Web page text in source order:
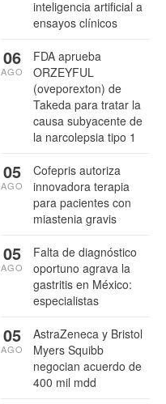
inteligencia artificial a
ensayos clínicos
FDA aprueba
ORZEYFUL
(oveporexton) de
Takeda para tratar la
causa subyacente de
la narcolepsia tipo 1
06
AGO
Cofepris autoriza
innovadora terapia
para pacientes con
miastenia gravis
05
AGO
Falta de diagnóstico
oportuno agrava la
gastritis en México:
especialistas
05
AGO
AstraZeneca y Bristol
Myers Squibb
negocian acuerdo de
400 mil mdd
05
AGO